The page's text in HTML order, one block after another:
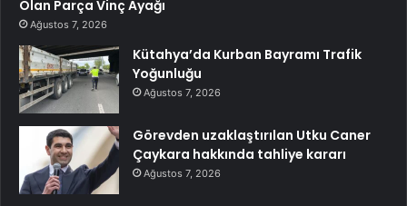
Olan Parça Vinç Ayağı
Ağustos 7, 2026
Kütahya’da Kurban Bayramı Trafik
Yoğunluğu
Ağustos 7, 2026
Görevden uzaklaştırılan Utku Caner
Çaykara hakkında tahliye kararı
Ağustos 7, 2026